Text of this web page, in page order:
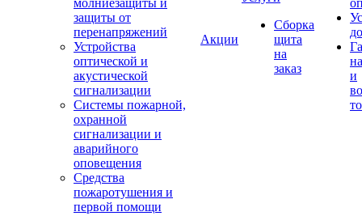
молниезащиты и
защиты от
перенапряжений
Устройства
оптической и
акустической
сигнализации
Системы пожарной,
охранной
сигнализации и
аварийного
оповещения
Средства
пожаротушения и
первой помощи
Акции
Сборка
щита
на
заказ
и